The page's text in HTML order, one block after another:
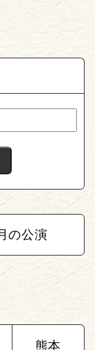
の公演
熊本